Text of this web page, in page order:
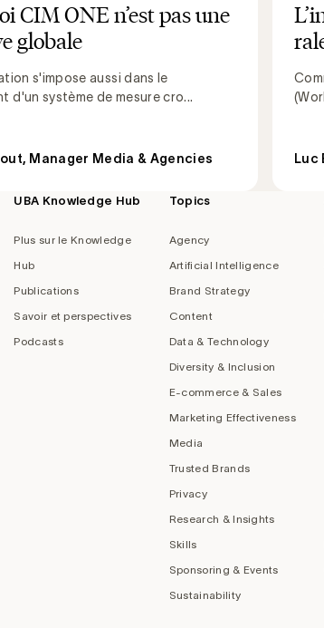
CIM ONE n’est pas une
globale
s'impose aussi dans le
d'un système de mesure cro...
Manager Media & Agencies Luc
UBA Knowledge Hub
Plus sur le Knowledge
Hub
Publications
Savoir et perspectives
Podcasts
Topics
Agency
Artificial Intelligence
Brand Strategy
Content
Data & Technology
Diversity & Inclusion
E-commerce & Sales
Marketing Effectiveness
Media
Trusted Brands
Privacy
Research & Insights
Skills
Sponsoring & Events
Sustainability